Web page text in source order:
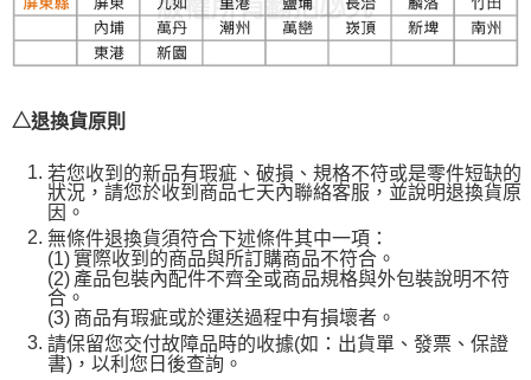
△退換貨原則
若您收到的新品有瑕疵、破損、規格不符或是零件短缺的
狀況，請您於收到商品七天內聯絡客服，並說明退換貨原
因。
無條件退換貨須符合下述條件其中一項：
(1)實際收到的商品與所訂購商品不符合。
(2) 產品包裝內配件不齊全或商品規格與外包裝說明不符
合。
(3) 商品有瑕疵或於運送過程中有損壞者。
請保留您交付故障品時的收據(如：出貨單、發票、保證
書)，以利您日後查詢。